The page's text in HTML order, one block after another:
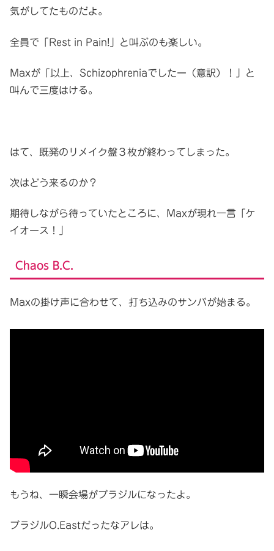
気がしてたものだよ。
全員で「Rest in Pain!」と叫ぶのも楽しい。
Maxが「以上、Schizophreniaでしたー（意訳）！」と
叫んで三度はける。
はて、既発のリメイク盤３枚が終わってしまった。
次はどう来るのか？
期待しながら待っていたところに、Maxが現れ一言「ケ
イオース！」
Chaos B.C.
Maxの掛け声に合わせて、打ち込みのサンバが始まる。
もうね、一瞬会場がブラジルになったよ。
ブラジルO.Eastだったなアレは。